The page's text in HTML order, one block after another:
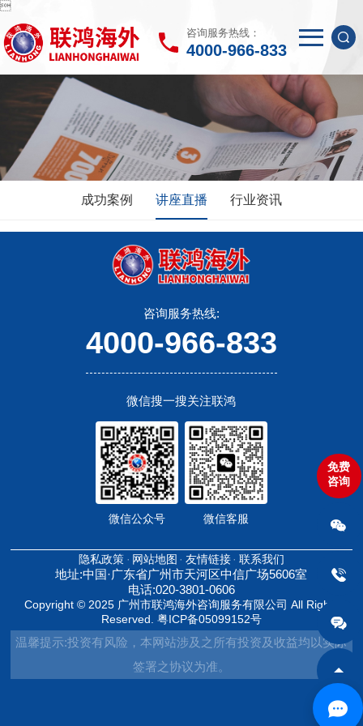

咨询服务热线：
4000-966-833
成功案例 讲座直播 行业资讯
咨询服务热线:
4000-966-833
微信搜一搜关注联鸿
微信公众号 微信客服
地址:中国·广东省广州市天河区中信广场5606室
电话:020-3801-0606
Copyright © 2025 广州市联鸿海外咨询服务有限公司 All Rights
Reserved. 粤ICP备05099152号
隐私政策 网站地图 友情链接 联系我们
温馨提示:投资有风险，本网站涉及之所有投资及收益均以实际
签署之协议为准。
免费
咨询